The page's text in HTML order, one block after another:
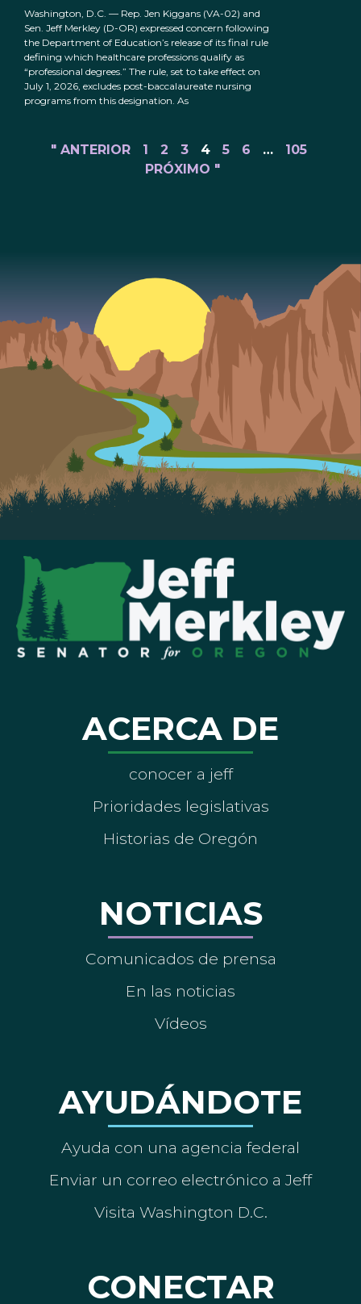
Washington, D.C. — Rep. Jen Kiggans (VA-02) and
Sen. Jeff Merkley (D-OR) expressed concern following
the Department of Education’s release of its final rule
defining which healthcare professions qualify as
“professional degrees.” The rule, set to take effect on
July 1, 2026, excludes post-baccalaureate nursing
programs from this designation. As
" ANTERIOR 1 2 3 4 5 6 …
105
PRÓXIMO "
ACERCA DE
conocer a jeff
Prioridades legislativas
Historias de Oregón
NOTICIAS
Comunicados de prensa
En las noticias
Vídeos
AYUDÁNDOTE
Ayuda con una agencia federal
Enviar un correo electrónico a Jeff
Visita Washington D.C.
CONECTAR